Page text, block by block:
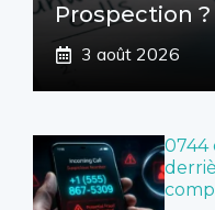
Prospection ?
3 août 2026
0744